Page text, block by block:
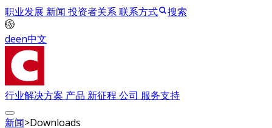
职业发展 新闻 投资者关系联系方式 搜索
deen中文
行业解决方案 产品 新征程 公司 服务支持
新闻>Downloads